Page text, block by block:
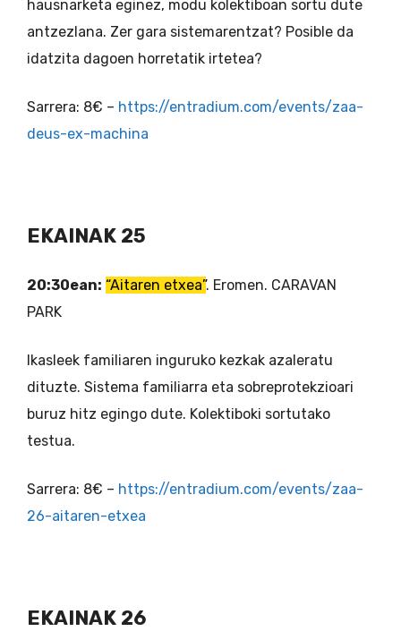
hausnarketa eginez, modu kolektiboan sortu dute
antzezlana. Zer gara sistemarentzat? Posible da
idatzita dagoen horretatik irtetea?
Sarrera: 8€ – https://entradium.com/events/zaa-
deus-ex-machina
EKAINAK 25
20:30ean: “Aitaren etxea”. Eromen. CARAVAN
PARK
Ikasleek familiaren inguruko kezkak azaleratu
dituzte. Sistema familiarra eta sobreprotekzioari
buruz hitz egingo dute. Kolektiboki sortutako
testua.
Sarrera: 8€ – https://entradium.com/events/zaa-
26-aitaren-etxea
EKAINAK 26